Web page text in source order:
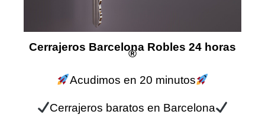
Cerrajeros Barcelona Robles 24 horas
®
Acudimos en 20 minutos
Cerrajeros baratos en Barcelona